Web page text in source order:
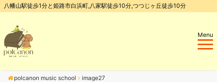
八幡山駅徒歩1分と姫路市白浜町,八家駅徒歩10分,つつじヶ丘徒歩10分
Menu
polcanon music school image27